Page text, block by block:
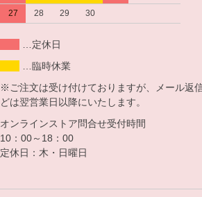
27
28 29 30
…定休日
…臨時休業
※ご注文は受け付けておりますが、メール返
どは翌営業日以降にいたします。
オンラインストア問合せ受付時間
10：00～18：00
定休日：木・日曜日